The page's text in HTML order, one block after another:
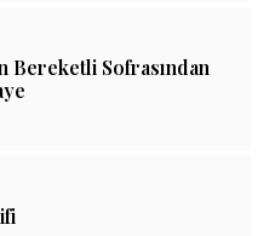
Bereketli Sofrasından